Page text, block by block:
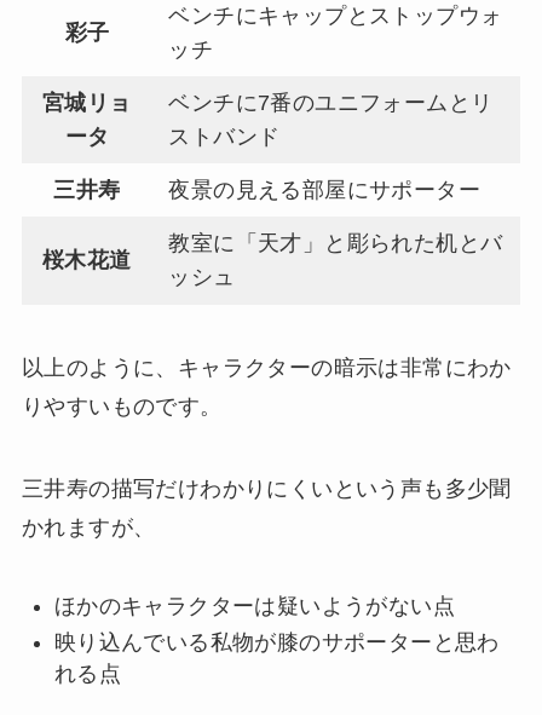
彩子
ベンチにキャップとストップウォ
ッチ
宮城リョ
ータ
ベンチに7番のユニフォームとリ
ストバンド
三井寿 夜景の見える部屋にサポーター
桜木花道
教室に「天才」と彫られた机とバ
ッシュ
以上のように、キャラクターの暗示は非常にわか
りやすいものです。
三井寿の描写だけわかりにくいという声も多少聞
かれますが、
ほかのキャラクターは疑いようがない点
映り込んでいる私物が膝のサポーターと思わ
れる点